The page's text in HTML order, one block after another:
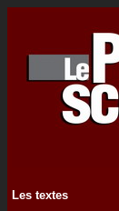
Les textes